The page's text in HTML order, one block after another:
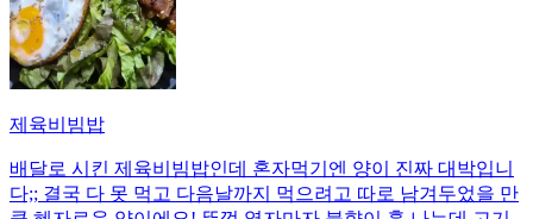
제육비빔밥
배달로 시킨 제육비빔밥인데 혼자먹기엔 양이 진짜 대박입니
다;; 결국 다 못 먹고 다음날까지 먹으려고 따로 남겨두었을 만